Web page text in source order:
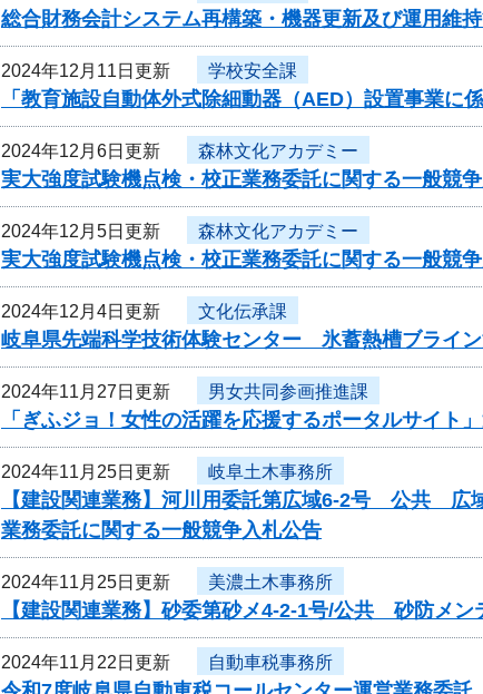
総合財務会計システム再構築・機器更新及び運用維
2024年12月11日更新 学校安全課
「教育施設自動体外式除細動器（AED）設置事業に
2024年12月6日更新 森林文化アカデミー
実大強度試験機点検・校正業務委託に関する一般競
2024年12月5日更新 森林文化アカデミー
実大強度試験機点検・校正業務委託に関する一般競
2024年12月4日更新 文化伝承課
岐阜県先端科学技術体験センター 氷蓄熱槽ブライ
2024年11月27日更新 男女共同参画推進課
「ぎふジョ！女性の活躍を応援するポータルサイト
2024年11月25日更新 岐阜土木事務所
【建設関連業務】河川用委託第広域6-2号 公共
業務委託に関する一般競争入札公告
2024年11月25日更新 美濃土木事務所
【建設関連業務】砂委第砂メ4-2-1号/公共 砂防メ
2024年11月22日更新 自動車税事務所